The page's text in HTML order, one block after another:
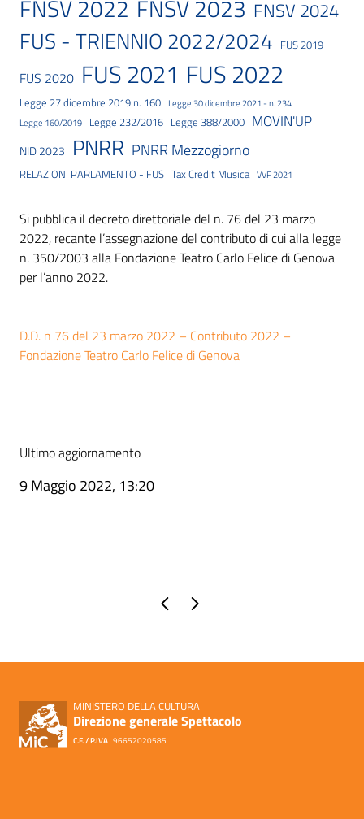
FNSV 2022 FNSV 2023 FNSV 2024
FUS - TRIENNIO 2022/2024 FUS 2019
FUS 2020 FUS 2021 FUS 2022
Legge 27 dicembre 2019 n. 160
Legge 30 dicembre 2021 - n. 234
Legge 160/2019
Legge 232/2016 Legge 388/2000 MOVIN'UP
NID 2023 PNRR PNRR Mezzogiorno
RELAZIONI PARLAMENTO - FUS Tax Credit Musica VVF 2021
Si pubblica il decreto direttoriale del n. 76 del 23 marzo
2022, recante l’assegnazione del contributo di cui alla legge
n. 350/2003 alla Fondazione Teatro Carlo Felice di Genova
per l’anno 2022.
D.D. n 76 del 23 marzo 2022 – Contributo 2022 –
Fondazione Teatro Carlo Felice di Genova
Ultimo aggiornamento
9 Maggio 2022, 13:20
Pagina precedente
MINISTERO DELLA CULTURA
Direzione generale Spettacolo
C.F. / P.IVA 96652020585